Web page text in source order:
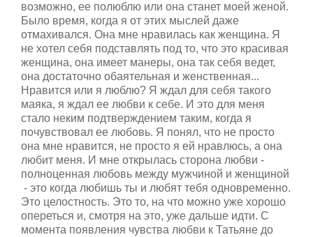
возможно, ее полюблю или она станет моей женой.
Было время, когда я от этих мыслей даже
отмахивался. Она мне нравилась как женщина. Я
не хотел себя подставлять под то, что это красивая
женщина, она имеет манеры, она так себя ведет,
она достаточно обаятельная и женственная...
Нравится или я люблю? Я ждал для себя такого
маяка, я ждал ее любви к себе. И это для меня
стало неким подтверждением таким, когда я
почувствовал ее любовь. Я понял, что не просто
она мне нравится, не просто я ей нравлюсь, а она
любит меня. И мне открылась сторона любви -
полноценная любовь между мужчиной и женщиной
- это когда любишь ты и любят тебя одновременно.
Это целостность. Это то, на что можно уже хорошо
опереться и, смотря на это, уже дальше идти. С
момента появления чувства любви к Татьяне до